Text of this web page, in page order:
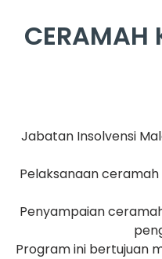
CERAMAH
Jabatan Insolvensi
Pelaksanaan
Penyampaian
Program ini bertujuan